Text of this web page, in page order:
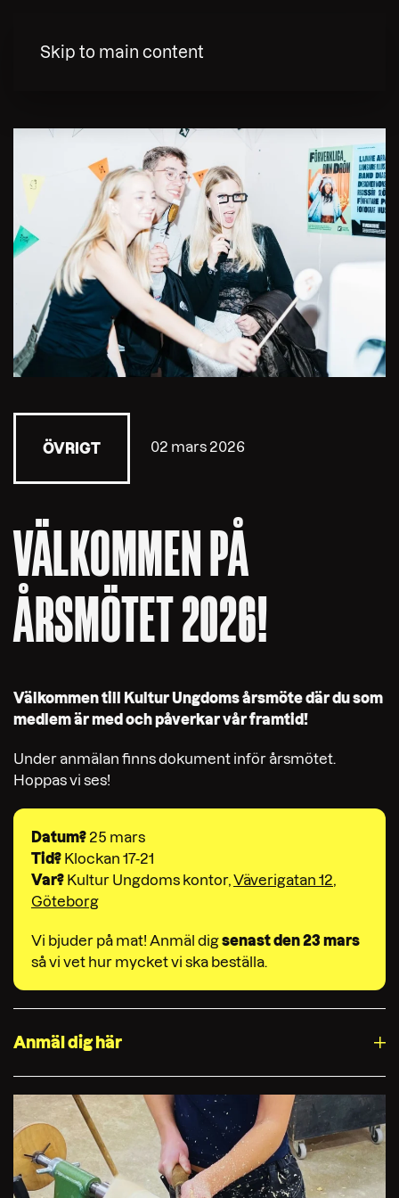
Skip to main content
ÖVRIGT 02 mars 2026
VÄLKOMMEN PÅ
ÅRSMÖTET 2026!
Välkommen till Kultur Ungdoms årsmöte där du som
medlem är med och påverkar vår framtid!
Under anmälan finns dokument inför årsmötet.
Hoppas vi ses!
Datum?25 mars
Tid? Klockan 17-21
Var? Kultur Ungdoms kontor,Väverigatan 12,
Göteborg
Vi bjuder på mat! Anmäl digsenast den 23 mars
så vi vet hur mycket vi ska beställa.
Anmäl dig här